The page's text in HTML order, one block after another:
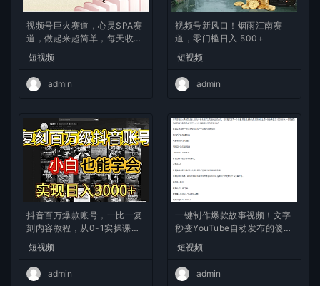
视频号巨火赛道，心灵SPA赛
道，做起来超简单，每天收益
800+
短视频
admin
视频号新风口！烟雨江南赛
道，零门槛日入 500+
短视频
admin
抖音百万爆款账号，一比一复
刻内容教程，从0-1实操课，
入10w+
短视频
admin
一键制作爆款故事视频！文字
秒变YouTube自动发布的傻瓜
短视频
admin